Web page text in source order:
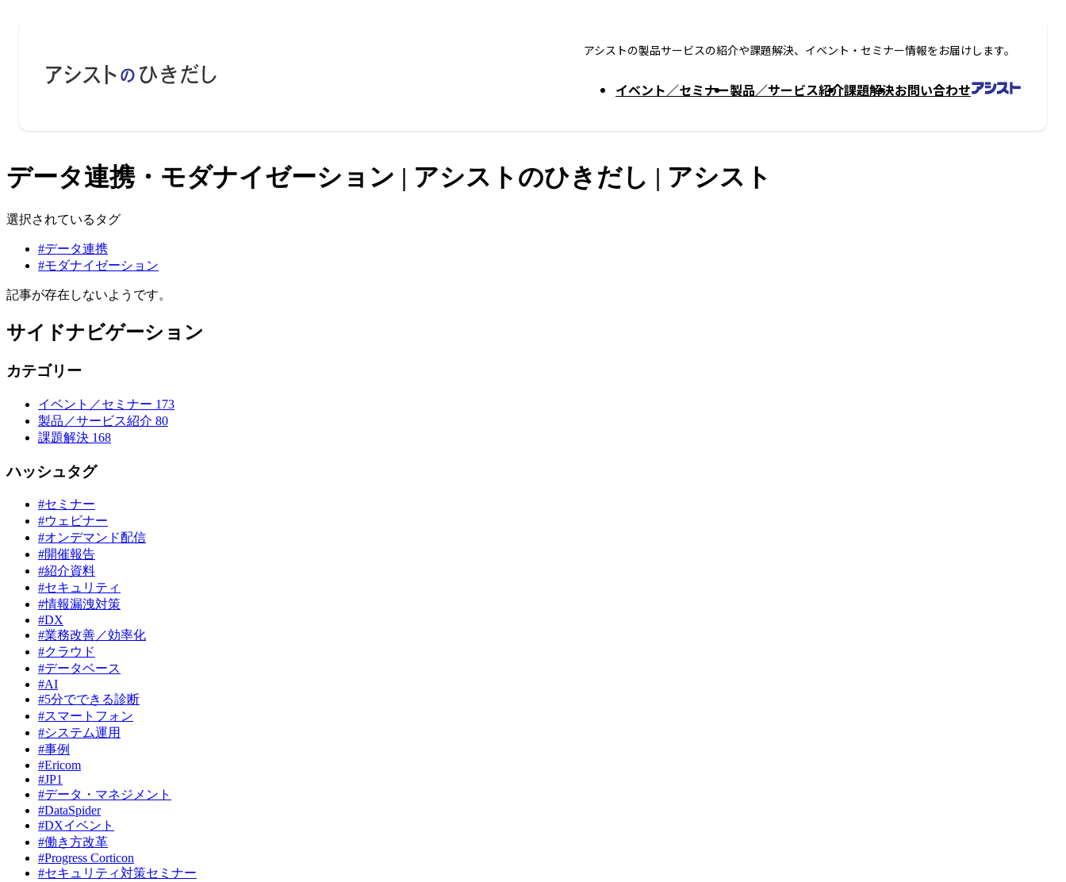
アシストの製品サービスの紹介や課題解決、イベント・セミナー情報をお届けします。
イベント／セミナー製品／サービス紹介課題解決お問い合わせ
データ連携・モダナイゼーション | アシストのひきだし | アシスト
選択されているタグ
#データ連携
#モダナイゼーション
記事が存在しないようです。
サイドナビゲーション
カテゴリー
イベント／セミナー 173
製品／サービス紹介 80
課題解決 168
ハッシュタグ
#セミナー
#ウェビナー
#オンデマンド配信
#開催報告
#紹介資料
#セキュリティ
#情報漏洩対策
#DX
#業務改善／効率化
#クラウド
#データベース
#AI
#5分でできる診断
#スマートフォン
#システム運用
#事例
#Ericom
#JP1
#データ・マネジメント
#DataSpider
#DXイベント
#働き方改革
#Progress Corticon
#セキュリティ対策セミナー